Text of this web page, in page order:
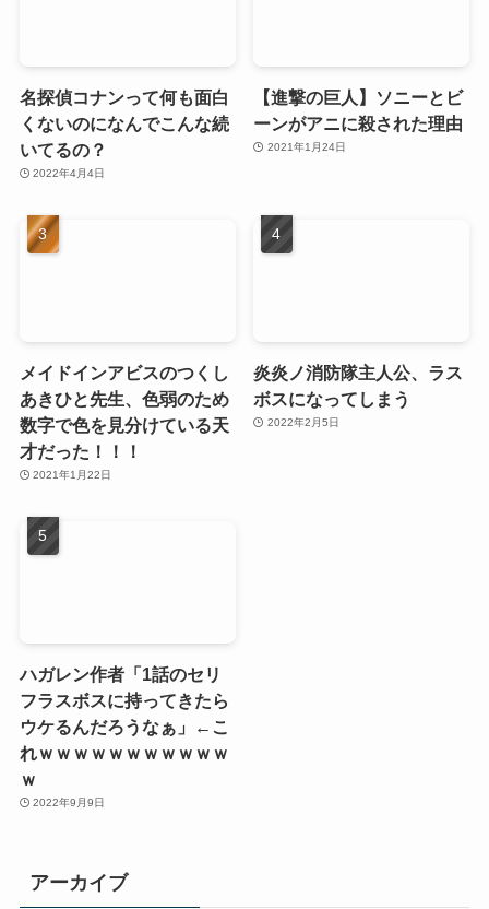
名探偵コナンって何も面白
くないのになんでこんな続
いてるの？
2022年4月4日
【進撃の巨人】ソニーとビ
ーンがアニに殺された理由
2021年1月24日
メイドインアビスのつくし
あきひと先生、色弱のため
数字で色を見分けている天
才だった！！！
2021年1月22日
炎炎ノ消防隊主人公、ラス
ボスになってしまう
2022年2月5日
ハガレン作者「1話のセリ
フラスボスに持ってきたら
ウケるんだろうなぁ」←こ
れｗｗｗｗｗｗｗｗｗｗｗ
ｗ
2022年9月9日
アーカイブ